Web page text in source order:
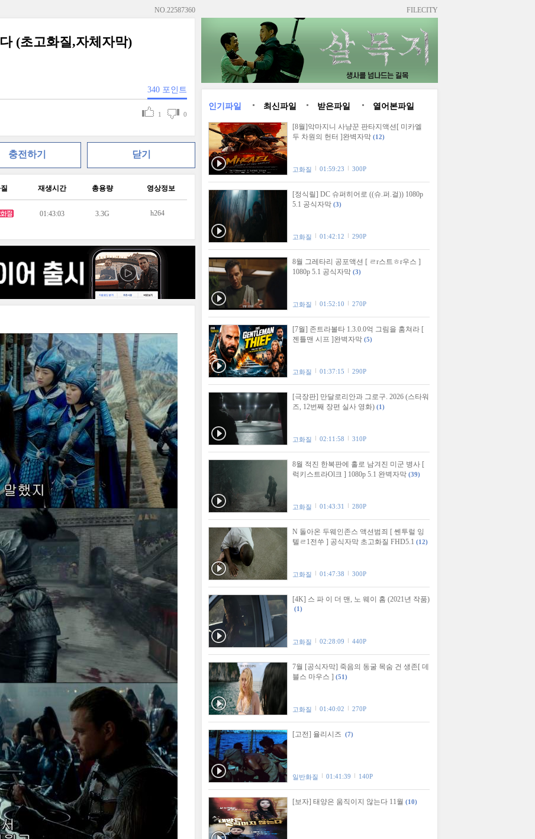
NO.22587360
(초고화질,자체자막)
340 포인트
1 0
충전하기 닫기
재생시간 총용량 영상정보
01:43:03 3.3G h264
FILECITY
인기파일 최신파일 받은파일 열어본파일
[8월]악마지니 사냥꾼 판타지액션[ 미카엘
두 차원의 헌터 ]완벽자막 (12)
고화질 01:59:23 300P
[정식릴] DC 슈퍼히어로 ((슈.퍼.걸)) 1080p
5.1 공식자막 (3)
고화질 01:42:12 290P
8월 그레타리 공포액션 [ ㄹr스트ㅎr우스 ]
1080p 5.1 공식자막 (3)
고화질 01:52:10 270P
[7월] 존트라볼타 1.3.0.0억 그림을 훔쳐라 [
젠틀맨 시프 ]완벽자막 (5)
고화질 01:37:15 290P
[극장판] 만달로리안과 그로구. 2026 (스타워
즈, 12번째 장편 실사 영화) (1)
고화질 02:11:58 310P
8월 적진 한복판에 홀로 남겨진 미군 병사 [
럭키스트라Ol크 ] 1080p 5.1 완벽자막 (39)
고화질 01:43:31 280P
N 돌아온 두웨인존스 액션범죄 [ 쎈투럴 잉
텔ㄹ1전쑤 ] 공식자막 초고화질 FHD5.1 (12)
고화질 01:47:38 300P
[4K] 스 파 이 더 맨, 노 웨이 홈 (2021년 작품)
(1)
고화질 02:28:09 440P
7월 [공식자막] 죽음의 동굴 목숨 건 생존[ 데
블스 마우스 ] (51)
고화질 01:40:02 270P
[고전] 율리시즈 (7)
일반화질 01:41:39 140P
[보자] 태양은 움직이지 않는다 11월 (10)